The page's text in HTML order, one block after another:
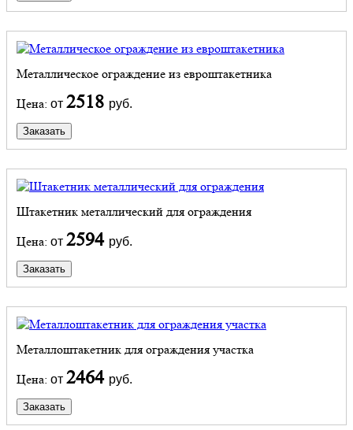
Металлическое ограждение из евроштакетника
Цена: от 2518 руб.
Заказать
Штакетник металлический для ограждения
Цена: от 2594 руб.
Заказать
Металлоштакетник для ограждения участка
Цена: от 2464 руб.
Заказать